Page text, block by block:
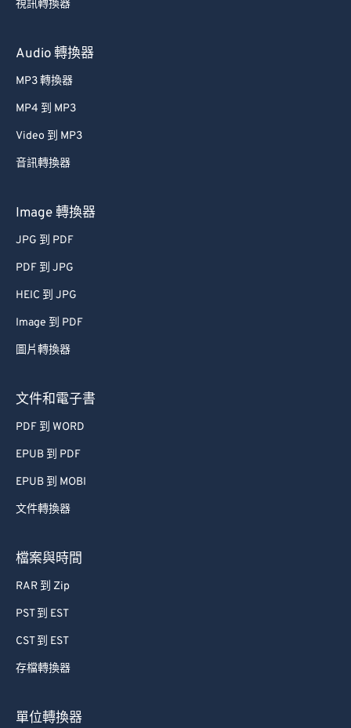
視訊轉換器
Audio 轉換器
MP3 轉換器
MP4 到 MP3
Video 到 MP3
音訊轉換器
Image 轉換器
JPG 到 PDF
PDF 到 JPG
HEIC 到 JPG
Image 到 PDF
圖片轉換器
文件和電子書
PDF 到 WORD
EPUB 到 PDF
EPUB 到 MOBI
文件轉換器
檔案與時間
RAR 到 Zip
PST 到 EST
CST 到 EST
存檔轉換器
單位轉換器